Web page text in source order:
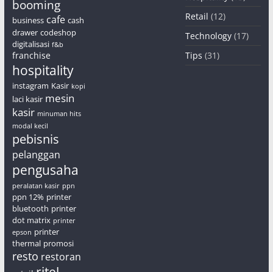
booming
business cafe cash
drawer codeshop
digitalisasi f&b
franchise
hospitality
instagram Kasir kopi
laci kasir mesin
kasir minuman hits
modal kecil
pebisnis
pelanggan
pengusaha
peralatan kasir ppn
ppn 12% printer
bluetooth printer
dot matrix printer
epson printer
thermal promosi
resto restoran
Retail (12)
Technology (17)
Tips (31)